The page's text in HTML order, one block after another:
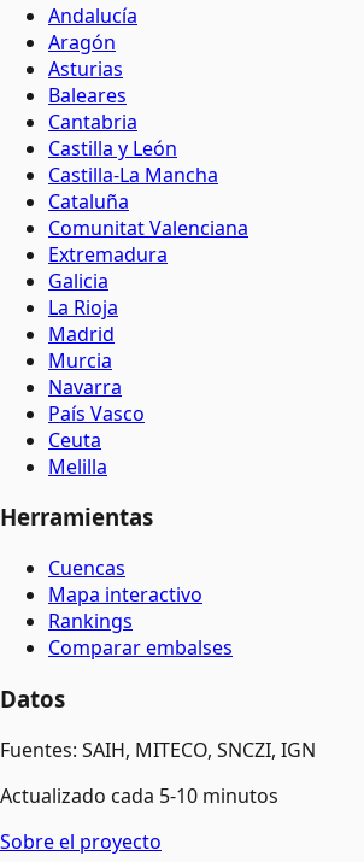
Andalucía
Aragón
Asturias
Baleares
Cantabria
Castilla y León
Castilla-La Mancha
Cataluña
Comunitat Valenciana
Extremadura
Galicia
La Rioja
Madrid
Murcia
Navarra
País Vasco
Ceuta
Melilla
Herramientas
Cuencas
Mapa interactivo
Rankings
Comparar embalses
Datos
Fuentes: SAIH, MITECO, SNCZI, IGN
Actualizado cada 5-10 minutos
Sobre el proyecto